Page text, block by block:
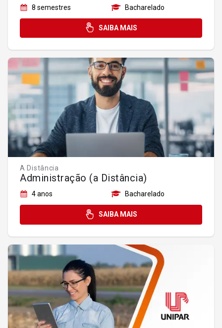
Noturno
Online
8 semestres Bacharelado
SAIBA MAIS
A Distância
Administração (a Distância)
4 anos Bacharelado
SAIBA MAIS